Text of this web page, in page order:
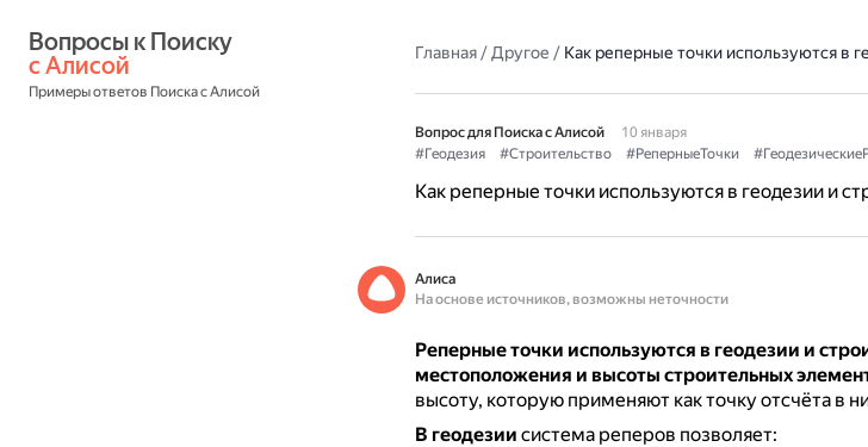
с Алисой
Примеры ответов Поиска с Алисой
Главная/Другое / Как реперные точки используются в
Вопрос для Поиска с Алисой
10 января
#Геодезия
#Строительство #РеперныеТочки
Как реперные точки используются в геодезии и
Алиса
На основе источников, возможны неточности
Реперные точки используются в геодезии и
местоположения и высоты строительных
высоту, которую применяют как точку отсчёта в
В геодезии система реперов позволяет: